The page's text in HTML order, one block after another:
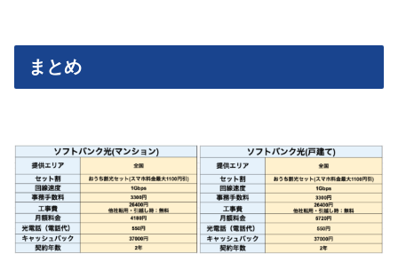
まとめ